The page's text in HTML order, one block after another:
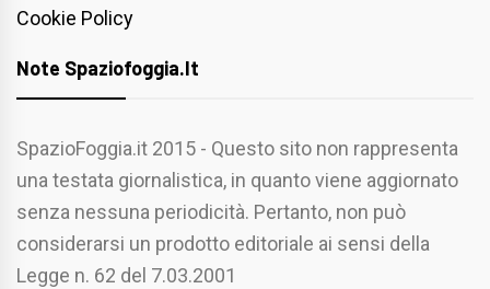
Cookie Policy
Note Spaziofoggia.it
SpazioFoggia.it 2015 - Questo sito non rappresenta
una testata giornalistica, in quanto viene aggiornato
senza nessuna periodicità. Pertanto, non può
considerarsi un prodotto editoriale ai sensi della
Legge n. 62 del 7.03.2001